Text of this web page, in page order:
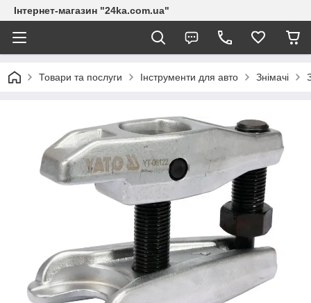
Інтернет-магазин "24ka.com.ua"
Товари та послуги Інструменти для авто Знімачі